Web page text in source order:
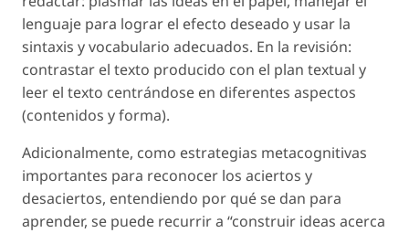
lenguaje para lograr el efecto deseado y usar la
sintaxis y vocabulario adecuados. En la revisión:
contrastar el texto producido con el plan textual y
leer el texto centrándose en diferentes aspectos
(contenidos y forma).
Adicionalmente, como estrategias metacognitivas
importantes para reconocer los aciertos y
desaciertos, entendiendo por qué se dan para
aprender, se puede recurrir a “construir ideas acerca